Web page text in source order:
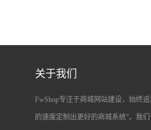
关于我们
FwShop专注于商城网站建设，始终
的速度定制出更好的商城系统”。我